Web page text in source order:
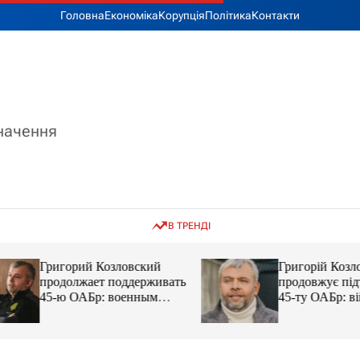
ГоловнаЕкономікаКорупціяПолітикаКонтакти
В ТРЕНДІ
Григорий Козловский
продолжает поддерживать
45-ю ОАБр: военным
Григорій
продовжує
45-ту ОАБр:
передали